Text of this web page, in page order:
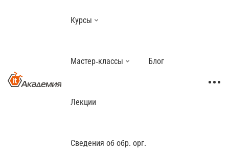
Курсы
Мастер-классы Блог
Лекции
Сведения об обр. орг.